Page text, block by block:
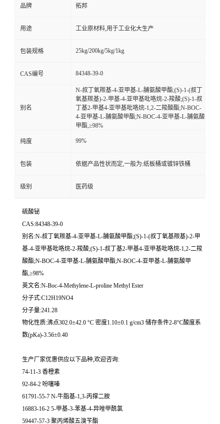
品牌 拓邦
用途 工业原材料,用于工业化大生产
包装规格 25kg/200kg/5kg/1kg
CAS编号 84348-39-0
别名
N-叔丁氧羰基-4-亚甲基-L-脯氨酸甲酯;(S)-1-(叔丁
氧基羰基)-2-甲基-4-亚甲基吡咯烷-2-羧酸;(S)-1-叔
丁基2-甲基4-亚甲基吡咯烷-1,2-二羧酸酯;N-BOC-
4-亚甲基-L-脯氨酸甲酯;N-BOC-4-亚甲基-L-脯氨酸
甲酯,≥98%
纯度 99%
包装 依据产品性状而定,一般为:纸板桶或镀锌铁桶
级别 医药级
硫酸铋
CAS:84348-39-0
别名:N-叔丁氧羰基-4-亚甲基-L-脯氨酸甲酯;(S)-1-(叔丁氧基羰基)-2-甲
基-4-亚甲基吡咯烷-2-羧酸;(S)-1-叔丁基2-甲基4-亚甲基吡咯烷-1,2-二羧
酸酯;N-BOC-4-亚甲基-L-脯氨酸甲酯;N-BOC-4-亚甲基-L-脯氨酸甲
酯,≥98%
英文名:N-Boc-4-Methylene-L-proline Methyl Ester
分子式:C12H19NO4
分子量:241.28
物化性质:沸点302.0±42.0 °C 密度1.10±0.1 g/cm3 储存条件2-8°C酸度系
数(pKa)-3.56±0.40
生产厂家优惠供应以下品种,欢迎咨询:
74-11-3 香橙素
92-84-2 吩噻嗪
61791-55-7 N-牛脂基-1,3-丙撑二胺
16883-16-2 5-甲基-3-苯基-4-异唑甲酰氯
59447-57-3 聚丙烯酸五溴苄酯